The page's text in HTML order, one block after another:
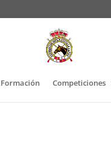
Formación Competiciones